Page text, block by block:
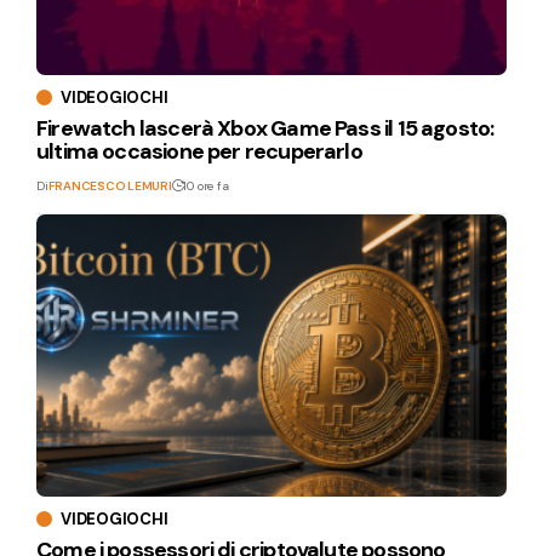
VIDEOGIOCHI
Firewatch lascerà Xbox Game Pass il 15 agosto:
ultima occasione per recuperarlo
DiFRANCESCO LEMURI 10 ore fa
VIDEOGIOCHI
Come i possessori di criptovalute possono